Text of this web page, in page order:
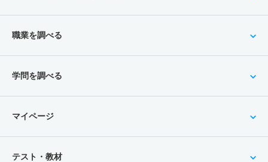
職業を調べる
学問を調べる
マイページ
テスト・教材